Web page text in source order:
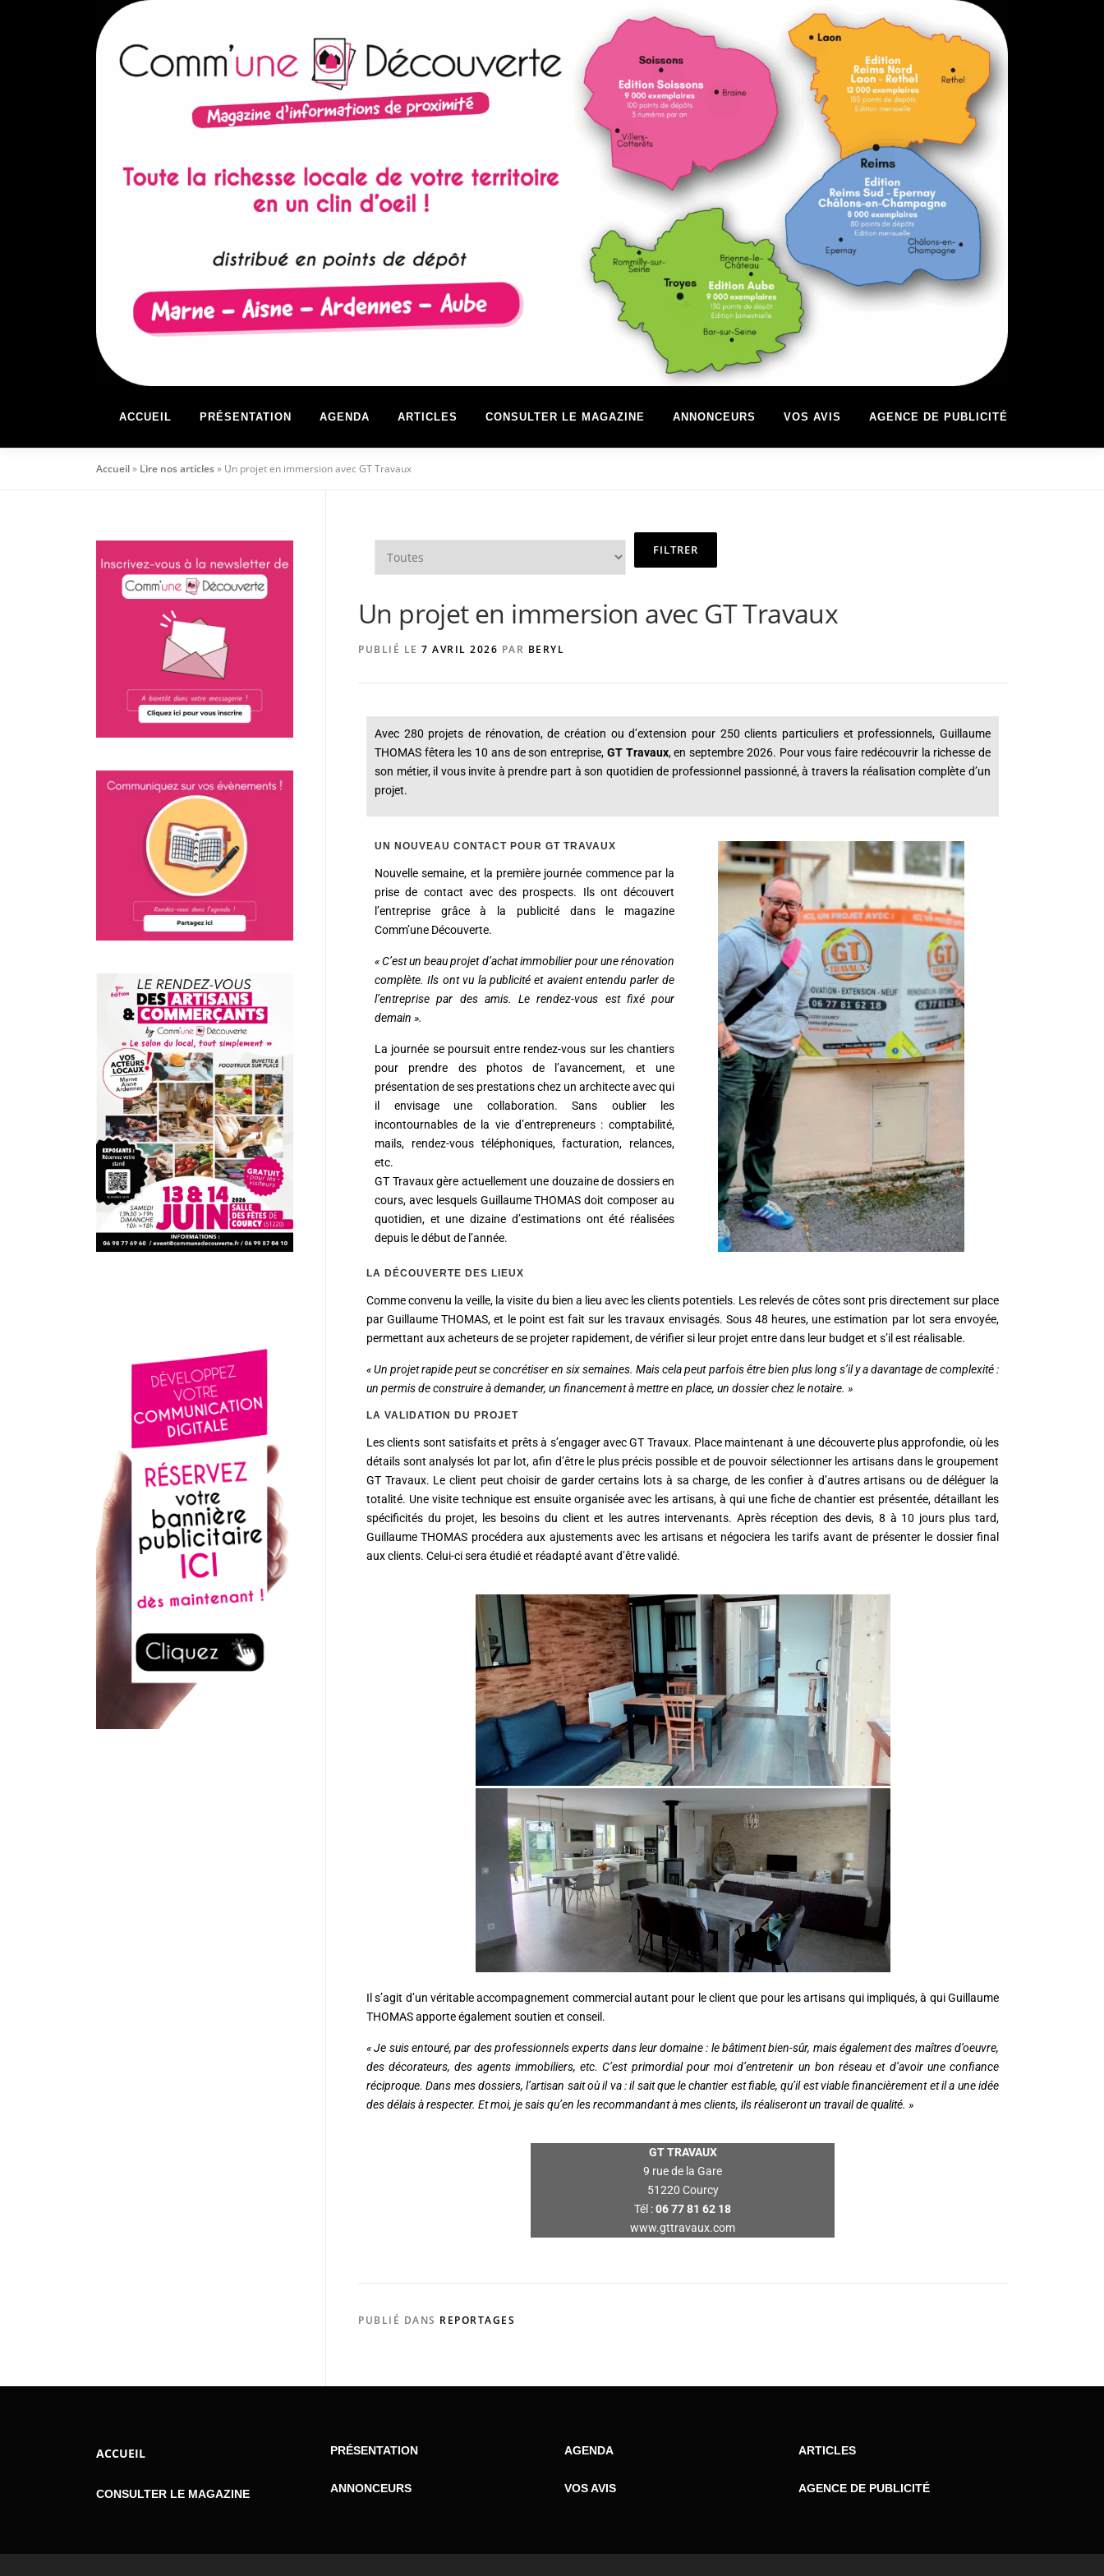
ACCUEIL PRÉSENTATION AGENDA ARTICLES CONSULTER LE MAGAZINE ANNONCEURS VOS AVIS AGENCE DE PUBLICITÉ
Accueil» Lire nos articles» Un projet en immersion avec GT Travaux
Un projet en immersion avec GT Travaux
PUBLIÉ LE 7 AVRIL 2026 PAR BERYL
Avec 280 projets de rénovation, de création ou d’extension pour 250 clients particuliers et professionnels, Guillaume
THOMAS fêtera les 10 ans de son entreprise, GT Travaux, en septembre 2026. Pour vous faire redécouvrir la richesse de
son métier, il vous invite à prendre part à son quotidien de professionnel passionné, à travers la réalisation complète d’un
projet.
UN NOUVEAU CONTACT POUR GT TRAVAUX
Nouvelle semaine, et la première journée commence par la
prise de contact avec des prospects. Ils ont découvert
l’entreprise grâce à la publicité dans le magazine
Comm’une Découverte.
« C’est un beau projet d’achat immobilier pour une rénovation
complète. Ils ont vu la publicité et avaient entendu parler de
l’entreprise par des amis. Le rendez-vous est fixé pour
demain ».
La journée se poursuit entre rendez-vous sur les chantiers
pour prendre des photos de l’avancement, et une
présentation de ses prestations chez un architecte avec qui
il envisage une collaboration. Sans oublier les
incontournables de la vie d’entrepreneurs : comptabilité,
mails, rendez-vous téléphoniques, facturation, relances,
etc.
GT Travaux gère actuellement une douzaine de dossiers en
cours, avec lesquels Guillaume THOMAS doit composer au
quotidien, et une dizaine d’estimations ont été réalisées
depuis le début de l’année.
LA DÉCOUVERTE DES LIEUX
Comme convenu la veille, la visite du bien a lieu avec les clients potentiels. Les relevés de côtes sont pris directement sur place
par Guillaume THOMAS, et le point est fait sur les travaux envisagés. Sous 48 heures, une estimation par lot sera envoyée,
permettant aux acheteurs de se projeter rapidement, de vérifier si leur projet entre dans leur budget et s’il est réalisable.
« Un projet rapide peut se concrétiser en six semaines. Mais cela peut parfois être bien plus long s’il y a davantage de complexité :
un permis de construire à demander, un financement à mettre en place, un dossier chez le notaire. »
LA VALIDATION DU PROJET
Les clients sont satisfaits et prêts à s’engager avec GT Travaux. Place maintenant à une découverte plus approfondie, où les
détails sont analysés lot par lot, afin d’être le plus précis possible et de pouvoir sélectionner les artisans dans le groupement
GT Travaux. Le client peut choisir de garder certains lots à sa charge, de les confier à d’autres artisans ou de déléguer la
totalité. Une visite technique est ensuite organisée avec les artisans, à qui une fiche de chantier est présentée, détaillant les
spécificités du projet, les besoins du client et les autres intervenants. Après réception des devis, 8 à 10 jours plus tard,
Guillaume THOMAS procédera aux ajustements avec les artisans et négociera les tarifs avant de présenter le dossier final
aux clients. Celui-ci sera étudié et réadapté avant d’être validé.
Il s’agit d’un véritable accompagnement commercial autant pour le client que pour les artisans qui impliqués, à qui Guillaume
THOMAS apporte également soutien et conseil.
« Je suis entouré, par des professionnels experts dans leur domaine : le bâtiment bien-sûr, mais également des maîtres d’oeuvre,
des décorateurs, des agents immobiliers, etc. C’est primordial pour moi d’entretenir un bon réseau et d’avoir une confiance
réciproque. Dans mes dossiers, l’artisan sait où il va : il sait que le chantier est fiable, qu’il est viable financièrement et il a une idée
des délais à respecter. Et moi, je sais qu’en les recommandant à mes clients, ils réaliseront un travail de qualité. »
GT TRAVAUX
9 rue de la Gare
51220 Courcy
Tél :06 77 81 62 18
www.gttravaux.com
PUBLIÉ DANS REPORTAGES
ACCUEIL
CONSULTER LE MAGAZINE
PRÉSENTATION
ANNONCEURS
AGENDA
VOS AVIS
ARTICLES
AGENCE DE PUBLICITÉ